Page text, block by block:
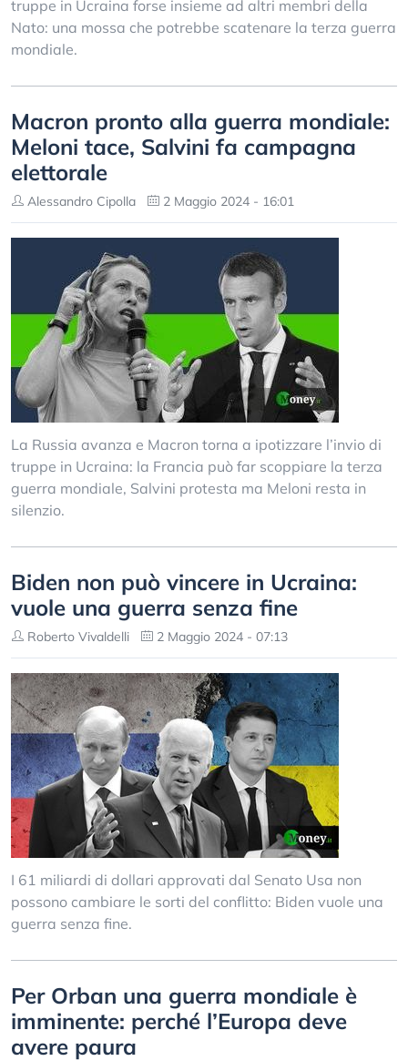
truppe in Ucraina forse insieme ad altri membri della
Nato: una mossa che potrebbe scatenare la terza guerra
mondiale.
Macron pronto alla guerra mondiale:
Meloni tace, Salvini fa campagna
elettorale
Alessandro Cipolla 2 Maggio 2024 - 16:01
La Russia avanza e Macron torna a ipotizzare l’invio di
truppe in Ucraina: la Francia può far scoppiare la terza
guerra mondiale, Salvini protesta ma Meloni resta in
silenzio.
Biden non può vincere in Ucraina:
vuole una guerra senza fine
Roberto Vivaldelli 2 Maggio 2024 - 07:13
I 61 miliardi di dollari approvati dal Senato Usa non
possono cambiare le sorti del conflitto: Biden vuole una
guerra senza fine.
Per Orban una guerra mondiale è
imminente: perché l’Europa deve
avere paura